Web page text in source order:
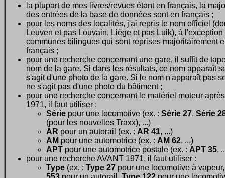
la plupart de mes livres/revues étant en français, la
des entrées de la base de données sont en français ;
pour les noms des localités, j'ai repris le nom officiel
Leuven et pas Louvain, Liège et pas Luik), à l'exception
communes bilingues qui sont reprises majoritairement
français ;
pour une recherche concernant une gare, il suffit de
nom de la gare. Si dans les résultats, ce nom apparaît
s'agit d'une photo de la gare. Si le nom n'apparaît pas
ne s'agit pas d'une photo du bâtiment ;
pour une recherche concernant le matériel moteur après
1971, il faut utiliser :
Série pour une locomotive (ex. : Série 27, Série
(pour les nouvelles Traxx), ...)
AR pour un autorail (ex. : AR 41, ...)
AM pour une automotrice (ex. : AM 62, ...)
APT pour une automotrice postale (ex. : APT 35,
pour une recherche AVANT 1971, il faut utiliser :
Type (ex. : Type 27 pour une locomotive à